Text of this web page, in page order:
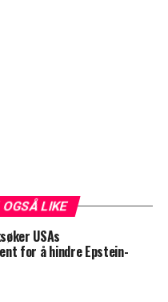
LIKE
USAs
for å hindre Epstein-